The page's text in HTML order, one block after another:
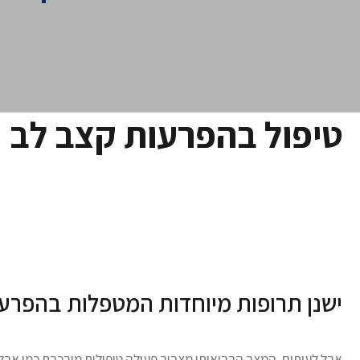
טיפול בהפרעות קצב לב
ישנן תרופות מיוחדות המטפלות